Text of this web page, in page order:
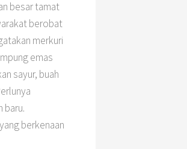
besar tamat
berobat
merkuri
emas
sayur, buah
baru.
berkenaan